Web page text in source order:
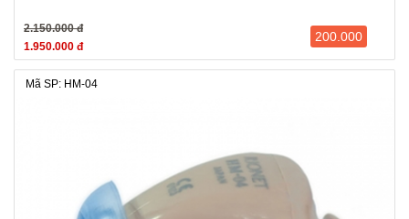
2.150.000 đ
1.950.000 đ
200.000
Mã SP: HM-04